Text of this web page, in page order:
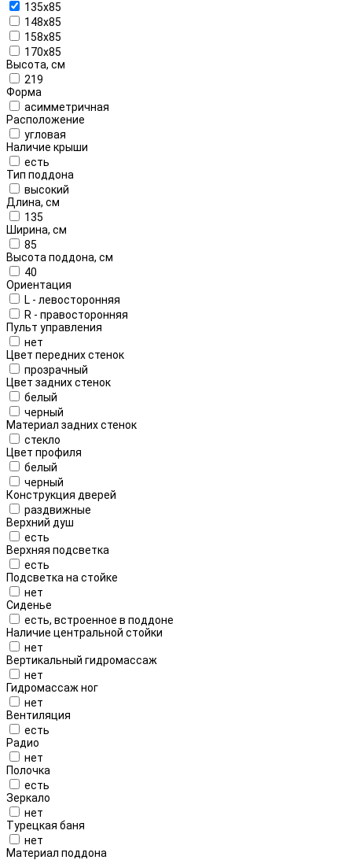
135x85
148x85
158x85
170x85
Высота, см
219
Форма
асимметричная
Расположение
угловая
Наличие крыши
есть
Тип поддона
высокий
Длина, см
135
Ширина, см
85
Высота поддона, см
40
Ориентация
L - левосторонняя
R - правосторонняя
Пульт управления
нет
Цвет передних стенок
прозрачный
Цвет задних стенок
белый
черный
Материал задних стенок
стекло
Цвет профиля
белый
черный
Конструкция дверей
раздвижные
Верхний душ
есть
Верхняя подсветка
есть
Подсветка на стойке
нет
Сиденье
есть, встроенное в поддоне
Наличие центральной стойки
нет
Вертикальный гидромассаж
нет
Гидромассаж ног
нет
Вентиляция
есть
Радио
нет
Полочка
есть
Зеркало
нет
Турецкая баня
нет
Материал поддона